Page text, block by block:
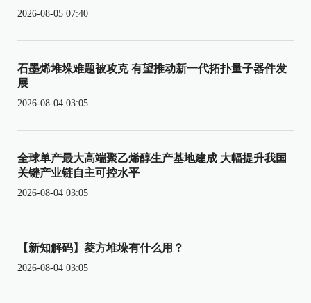
2026-08-05 07:40
石墨烯堆垛难题被攻克 有望推动新一代拓扑量子器件发
展
2026-08-04 03:05
全球单产最大高端聚乙烯醇生产基地建成 大幅提升我国
关键产业链自主可控水平
2026-08-04 03:05
【新知解码】菱方堆垛有什么用？
2026-08-04 03:05